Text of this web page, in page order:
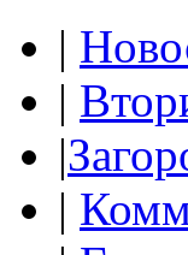
|
|
|
|